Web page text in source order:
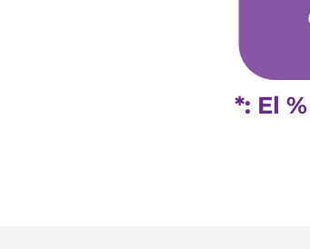
*: El